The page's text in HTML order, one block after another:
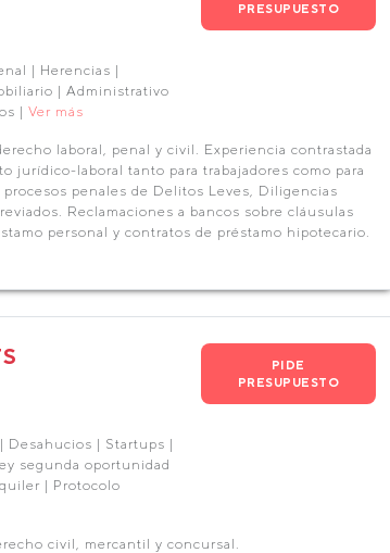
| Herencias |
| Administrativo
| Ver más
PRESUPUESTO
laboral, penal y civil. Experiencia contrastada
jurídico-laboral tanto para trabajadores como para
penales de Delitos Leves, Diligencias
Reclamaciones a bancos sobre cláusulas
personal y contratos de préstamo hipotecario.
| Startups |
segunda oportunidad
| Protocolo
PIDE
PRESUPUESTO
civil, mercantil y concursal.